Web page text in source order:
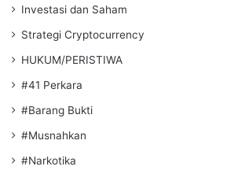
Investasi dan Saham
Strategi Cryptocurrency
HUKUM/PERISTIWA
#41 Perkara
#Barang Bukti
#Musnahkan
#Narkotika